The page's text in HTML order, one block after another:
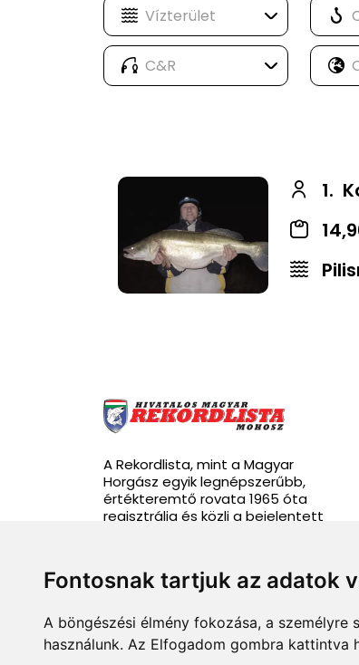
Fontosnak tartjuk az adatok
A böngészési élmény fokozása, a
használunk. Az Elfogadom gombra kattintva
1.
A Rekordlista, mint a Magyar
Horgász egyik legnépszerűbb,
értékteremtő rovata 1965 óta
regisztrálja és közli a bejelentett
info@rekordlista.mohosz.hu